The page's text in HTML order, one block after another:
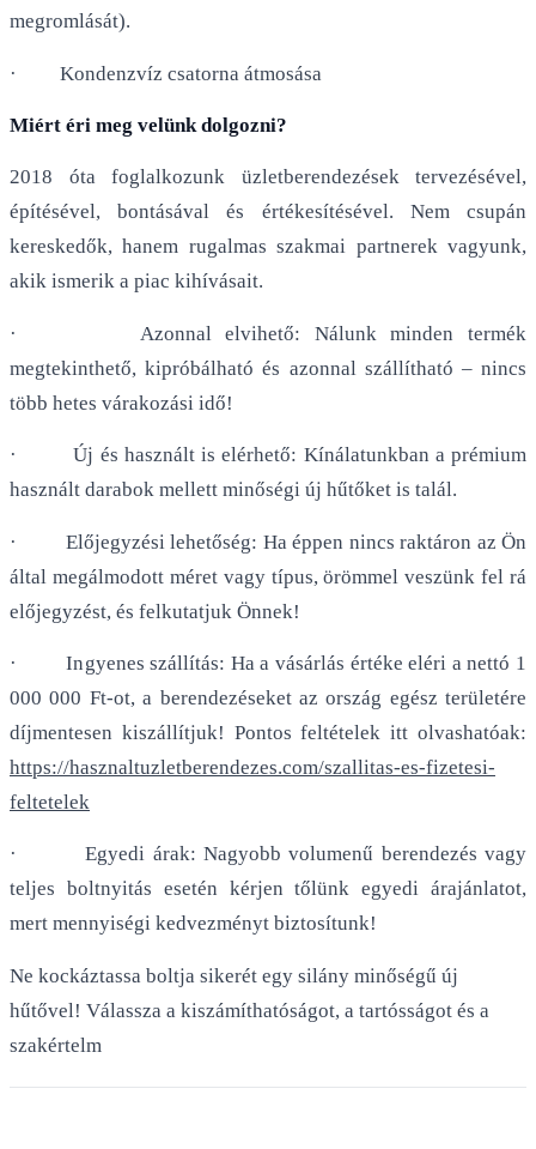
megromlását).
· Kondenzvíz csatorna átmosása
Miért éri meg velünk dolgozni?
2018 óta foglalkozunk üzletberendezések tervezésével,
építésével, bontásával és értékesítésével. Nem csupán
kereskedők, hanem rugalmas szakmai partnerek vagyunk,
akik ismerik a piac kihívásait.
· Azonnal elvihető: Nálunk minden termék
megtekinthető, kipróbálható és azonnal szállítható – nincs
több hetes várakozási idő!
· Új és használt is elérhető: Kínálatunkban a prémium
használt darabok mellett minőségi új hűtőket is talál.
· Előjegyzési lehetőség: Ha éppen nincs raktáron az Ön
által megálmodott méret vagy típus, örömmel veszünk fel rá
előjegyzést, és felkutatjuk Önnek!
· Ingyenes szállítás: Ha a vásárlás értéke eléri a nettó 1
000 000 Ft-ot, a berendezéseket az ország egész területére
díjmentesen kiszállítjuk! Pontos feltételek itt olvashatóak:
https://hasznaltuzletberendezes.com/szallitas-es-fizetesi-
feltetelek
· Egyedi árak: Nagyobb volumenű berendezés vagy
teljes boltnyitás esetén kérjen tőlünk egyedi árajánlatot,
mert mennyiségi kedvezményt biztosítunk!
Ne kockáztassa boltja sikerét egy silány minőségű új
hűtővel! Válassza a kiszámíthatóságot, a tartósságot és a
szakértelm